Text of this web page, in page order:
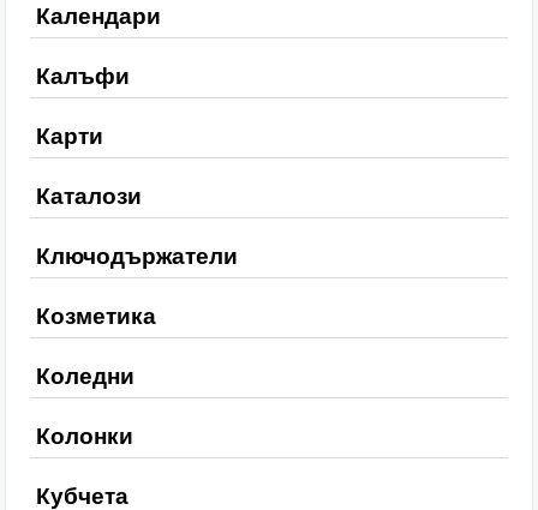
Календари
Калъфи
Карти
Каталози
Ключодържатели
Козметика
Коледни
Колонки
Кубчета